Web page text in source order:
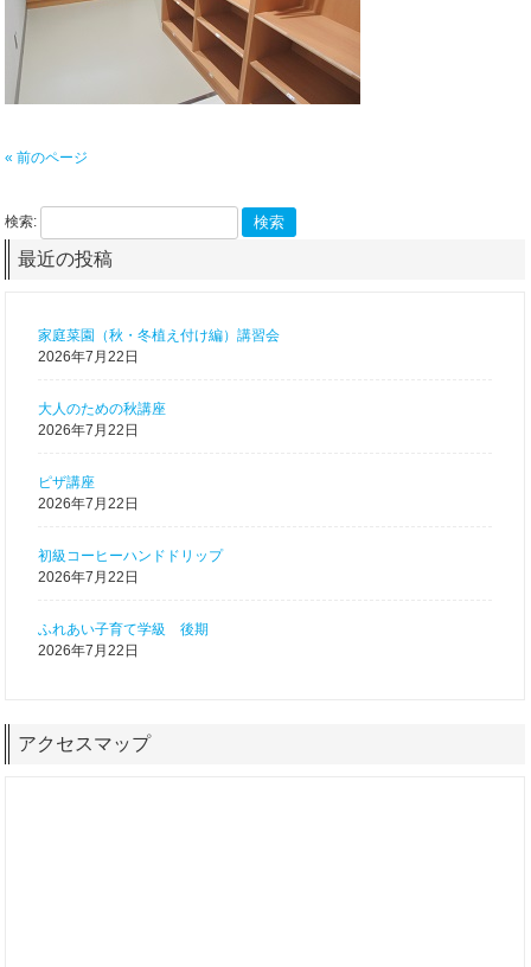
« 前のページ
検索:
最近の投稿
家庭菜園（秋・冬植え付け編）講習会
2026年7月22日
大人のための秋講座
2026年7月22日
ピザ講座
2026年7月22日
初級コーヒーハンドドリップ
2026年7月22日
ふれあい子育て学級 後期
2026年7月22日
アクセスマップ